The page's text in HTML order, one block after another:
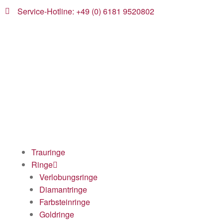
Service-Hotline: +49 (0) 6181 9520802
Trauringe
Ringe
Verlobungsringe
Diamantringe
Farbsteinringe
Goldringe